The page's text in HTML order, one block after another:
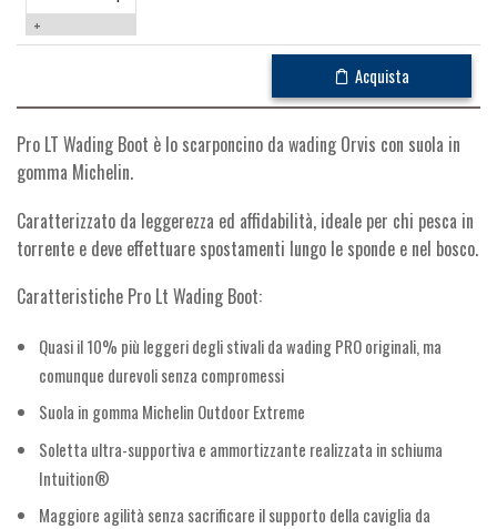
+
Acquista
Pro LT Wading Boot è lo scarponcino da wading Orvis con suola in
gomma Michelin.
Caratterizzato da leggerezza ed affidabilità, ideale per chi pesca in
torrente e deve effettuare spostamenti lungo le sponde e nel bosco.
Caratteristiche Pro Lt Wading Boot:
Quasi il 10% più leggeri degli stivali da wading PRO originali, ma
comunque durevoli senza compromessi
Suola in gomma Michelin Outdoor Extreme
Soletta ultra-supportiva e ammortizzante realizzata in schiuma
Intuition®
Maggiore agilità senza sacrificare il supporto della caviglia da